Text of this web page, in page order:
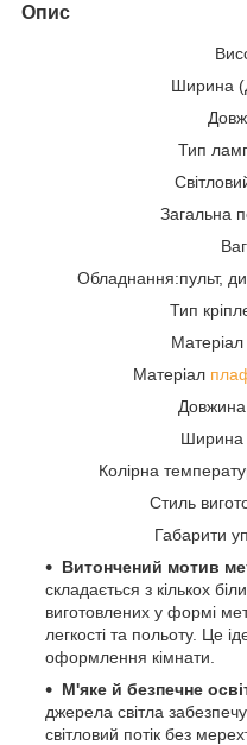
Опис
Ширина
Тип
Загальна
Обладнання:пульт,
Тип
Матеріал
Ширина
Колірна
Стиль
Габарити
Витончений мотив
складається з кількох
виготовлених у формі
легкості та польоту. Це
оформлення кімнати.
М'яке й безпечне
джерела світла
світловий потік без